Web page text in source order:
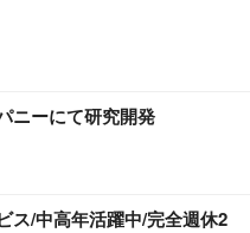
ニーにて研究開発
ス/中高年活躍中/完全週休2